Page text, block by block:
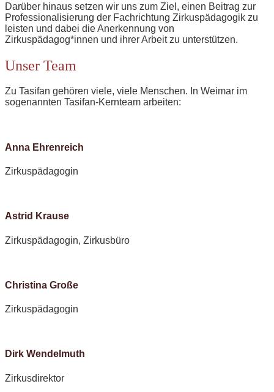
Darüber hinaus setzen wir uns zum Ziel, einen Beitrag zur
Professionalisierung der Fachrichtung Zirkuspädagogik zu
leisten und dabei die Anerkennung von
Zirkuspädagog*innen und ihrer Arbeit zu unterstützen.
Unser Team
Zu Tasifan gehören viele, viele Menschen. In Weimar im
sogenannten Tasifan-Kernteam arbeiten:
Anna Ehrenreich
Zirkuspädagogin
Astrid Krause
Zirkuspädagogin, Zirkusbüro
Christina Große
Zirkuspädagogin
Dirk Wendelmuth
Zirkusdirektor